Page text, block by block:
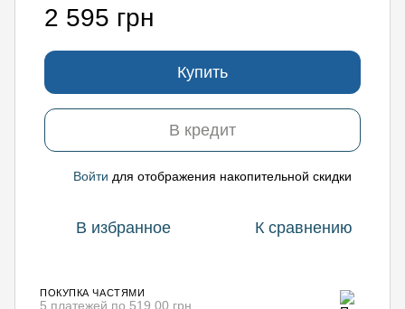
2 595 грн
Купить
В кредит
Войти для отображения накопительной скидки
В избранное К сравнению
ПОКУПКА ЧАСТЯМИ
5 платежей по 519.00 грн